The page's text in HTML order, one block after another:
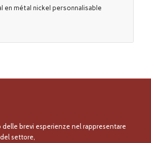
en métal nickel personnalisable
delle brevi esperienze nel rappresentare
settore,